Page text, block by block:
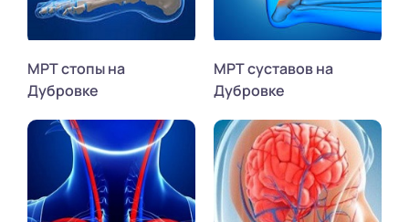
МРТ стопы на
Дубровке
МРТ суставов на
Дубровке